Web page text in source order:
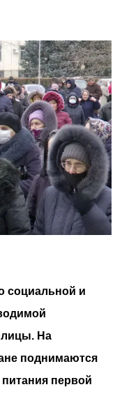
социальной и
На
поднимаются
первой